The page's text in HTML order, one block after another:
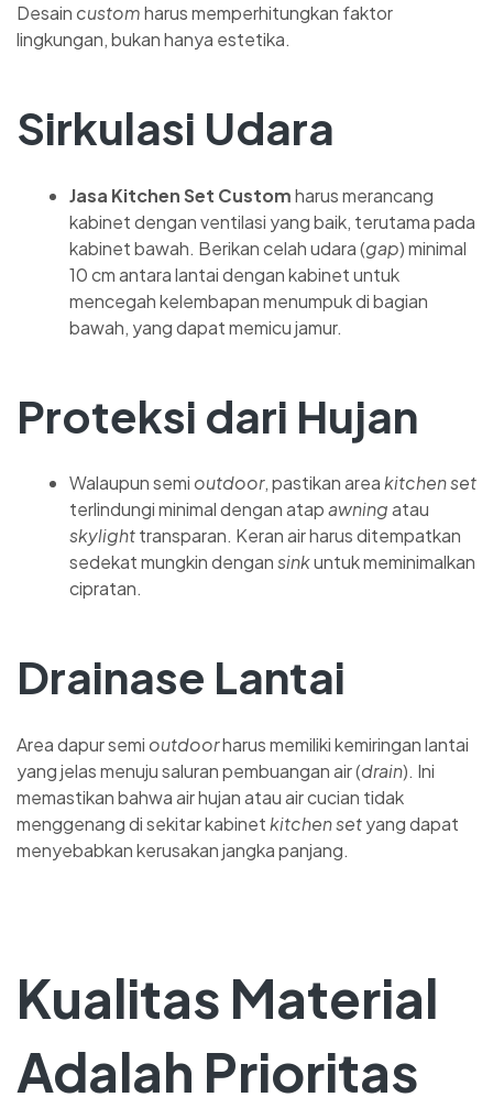
Desain customharus memperhitungkan faktor
lingkungan, bukan hanya estetika.
Sirkulasi Udara
Jasa Kitchen Set Customharus merancang
kabinet dengan ventilasi yang baik, terutama pada
kabinet bawah. Berikan celah udara (gap) minimal
10 cm antara lantai dengan kabinet untuk
mencegah kelembapan menumpuk di bagian
bawah, yang dapat memicu jamur.
Proteksi dari Hujan
Walaupun semi outdoor, pastikan areakitchen set
terlindungi minimal dengan atapawningatau
skylighttransparan. Keran air harus ditempatkan
sedekat mungkin dengansinkuntuk meminimalkan
cipratan.
Drainase Lantai
Area dapur semi outdoorharus memiliki kemiringan lantai
yang jelas menuju saluran pembuangan air (drain). Ini
memastikan bahwa air hujan atau air cucian tidak
menggenang di sekitar kabinetkitchen setyang dapat
menyebabkan kerusakan jangka panjang.
Kualitas Material
Adalah Prioritas